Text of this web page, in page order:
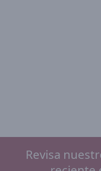
Revisa